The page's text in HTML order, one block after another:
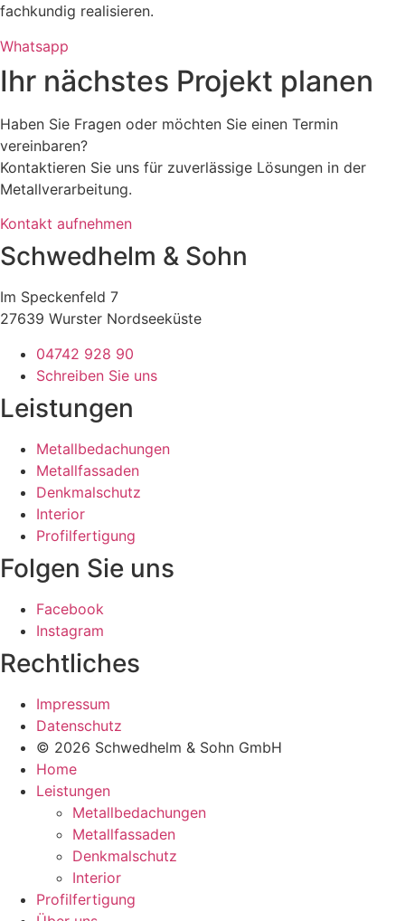
fachkundig realisieren.
Whatsapp
Ihr nächstes Projekt planen
Haben Sie Fragen oder möchten Sie einen Termin
vereinbaren?
Kontaktieren Sie uns für zuverlässige Lösungen in der
Metallverarbeitung.
Kontakt aufnehmen
Schwedhelm & Sohn
Im Speckenfeld 7
27639 Wurster Nordseeküste
04742 928 90
Schreiben Sie uns
Leistungen
Metallbedachungen
Metallfassaden
Denkmalschutz
Interior
Profilfertigung
Folgen Sie uns
Facebook
Instagram
Rechtliches
Impressum
Datenschutz
© 2026 Schwedhelm & Sohn GmbH
Home
Leistungen
Metallbedachungen
Metallfassaden
Denkmalschutz
Interior
Profilfertigung